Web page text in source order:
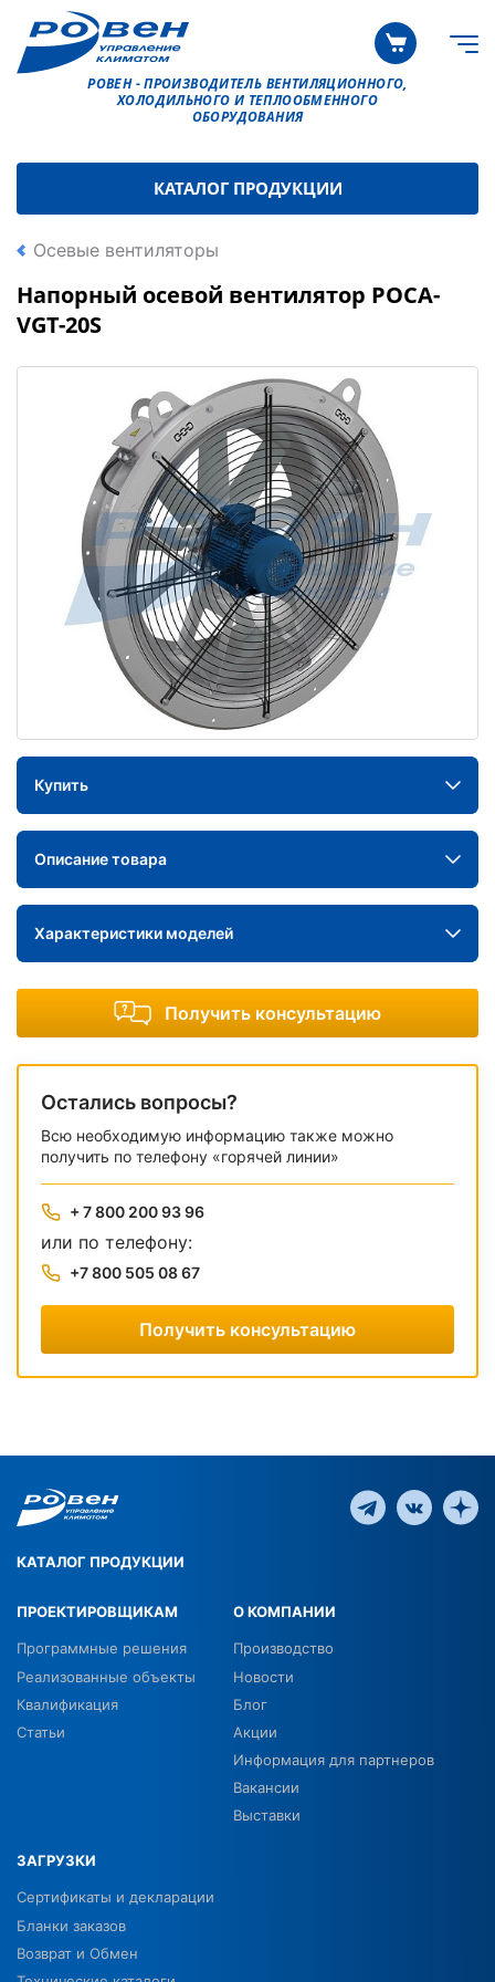
РОВЕН - ПРОИЗВОДИТЕЛЬ ВЕНТИЛЯЦИОННОГО,
ХОЛОДИЛЬНОГО И ТЕПЛООБМЕННОГО
ОБОРУДОВАНИЯ
КАТАЛОГ ПРОДУКЦИИ
Осевые вентиляторы
Напорный осевой вентилятор РОСА-
VGT-20S
Купить
Описание товара
Характеристики моделей
Получить консультацию
Остались вопросы?
Всю необходимую информацию также можно
получить по телефону «горячей линии»
+ 7 800 200 93 96
или по телефону:
+7 800 505 08 67
Получить консультацию
КАТАЛОГ ПРОДУКЦИИ
ПРОЕКТИРОВЩИКАМ
Программные решения
Реализованные объекты
Квалификация
Статьи
О КОМПАНИИ
Производство
Новости
Блог
Акции
Информация для партнеров
Вакансии
Выставки
ЗАГРУЗКИ
Сертификаты и декларации
Бланки заказов
Возврат и Обмен